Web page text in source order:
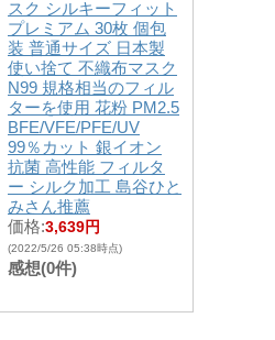
スク シルキーフィット
プレミアム 30枚 個包
装 普通サイズ 日本製
使い捨て 不織布マスク
N99 規格相当のフィル
ターを使用 花粉 PM2.5
BFE/VFE/PFE/UV
99％カット 銀イオン
抗菌 高性能 フィルタ
ー シルク加工 島谷ひと
みさん推薦
価格:3,639円
(2022/5/26 05:38時点)
感想(0件)